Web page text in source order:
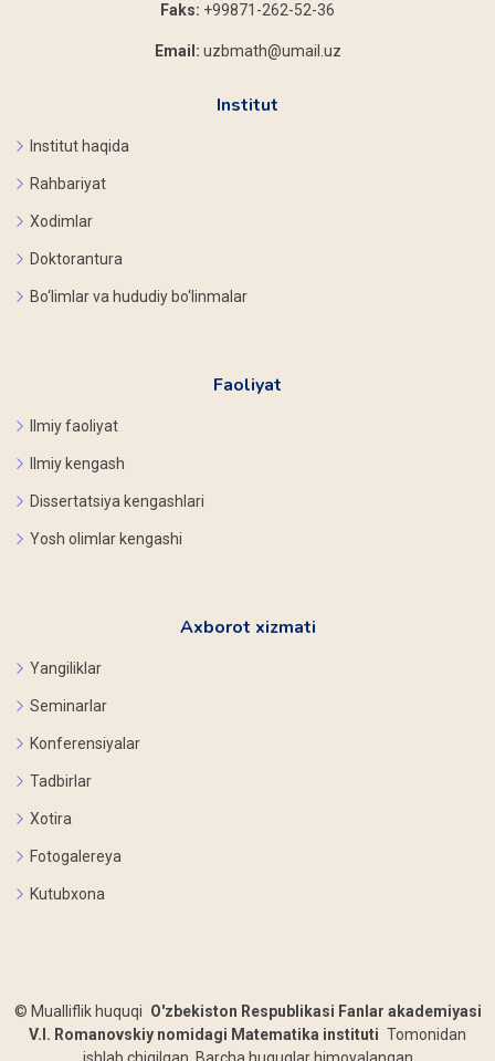
Faks: +99871-262-52-36
Email: uzbmath@umail.uz
Institut
Institut haqida
Rahbariyat
Xodimlar
Doktorantura
Bo‘limlar va hududiy bo‘linmalar
Faoliyat
Ilmiy faoliyat
Ilmiy kengash
Dissertatsiya kengashlari
Yosh olimlar kengashi
Axborot xizmati
Yangiliklar
Seminarlar
Konferensiyalar
Tadbirlar
Xotira
Fotogalereya
Kutubxona
© Mualliflik huquqi O'zbekiston Respublikasi Fanlar akademiyasi
V.I. Romanovskiy nomidagi Matematika instituti Tomonidan